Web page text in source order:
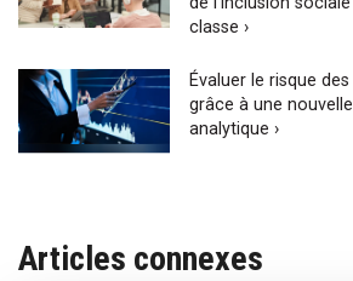
classe ›
Évaluer le risque
grâce à une
analytique ›
Articles connexes